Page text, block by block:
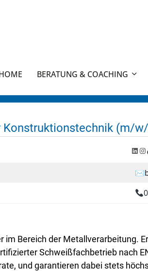
BERATUNG & COACHING
(m/
LinkedIn Instagram
im Bereich der Metallverarbeitung.
Schweißfachbetrieb nach
und garantieren dabei stets